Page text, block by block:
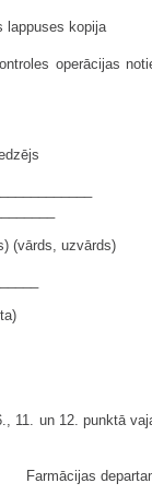
lappuses kopija
operācijas
(vārds, uzvārds)
11. un 12. punktā
Farmācijas